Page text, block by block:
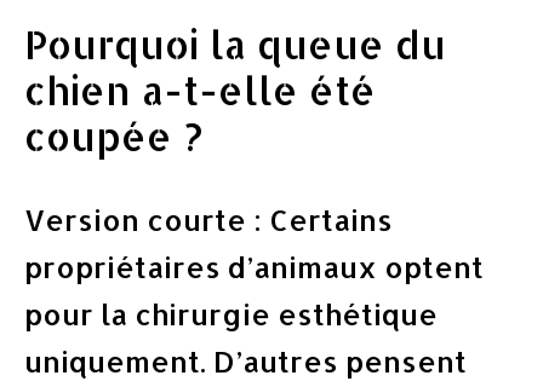
Pourquoi la queue du
chien a-t-elle été
coupée ?
Version courte : Certains
propriétaires d’animaux optent
pour la chirurgie esthétique
uniquement. D’autres pensent